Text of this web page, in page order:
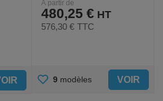
À partir de
480,25 €
576,30 € TTC
AJOUTER
9 modèles VOIR